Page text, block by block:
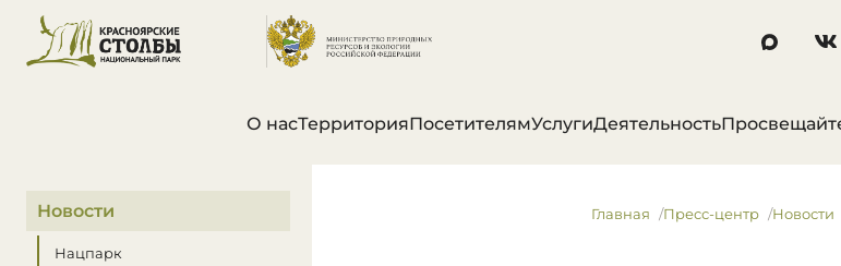
О насТерриторияПосетителямУслугиДеятельность
В этом разделе
Новости
Нацпарк
Главная Пресс-центр Новости